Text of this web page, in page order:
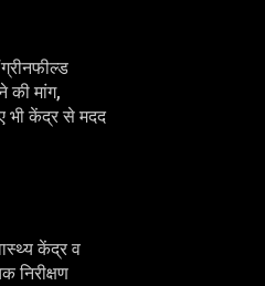
की मांग,
भी केंद्र से मदद
केंद्र व
निरीक्षण